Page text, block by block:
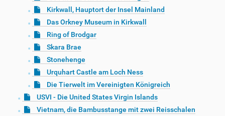
Kirkwall, Hauptort der Insel Mainland
Das Orkney Museum in Kirkwall
Ring of Brodgar
Skara Brae
Stonehenge
Urquhart Castle am Loch Ness
Die Tierwelt im Vereinigten Königreich
USVI - Die United States Virgin Islands
Vietnam, die Bambusstange mit zwei Reisschalen